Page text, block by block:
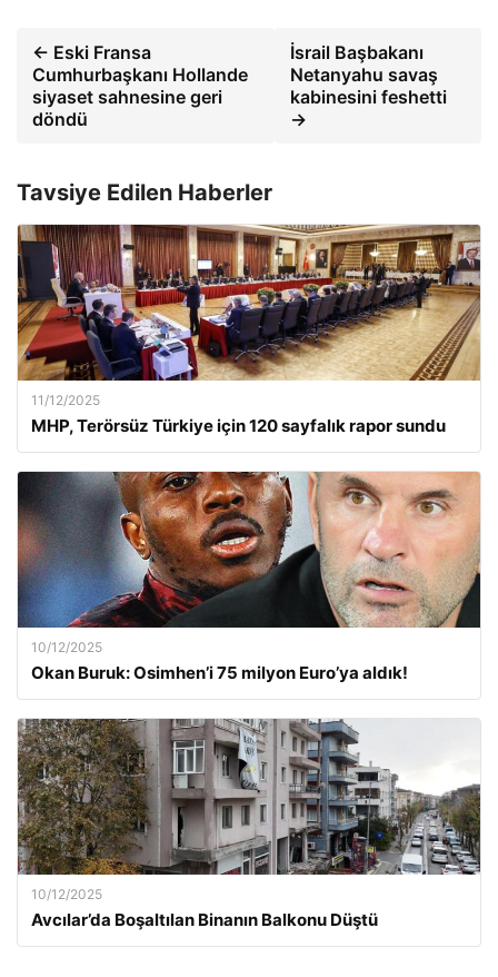
← Eski Fransa
Cumhurbaşkanı Hollande
siyaset sahnesine geri
döndü
İsrail Başbakanı
Netanyahu savaş
kabinesini feshetti
→
Tavsiye Edilen Haberler
11/12/2025
MHP, Terörsüz Türkiye için 120 sayfalık rapor sundu
10/12/2025
Okan Buruk: Osimhen’i 75 milyon Euro’ya aldık!
10/12/2025
Avcılar’da Boşaltılan Binanın Balkonu Düştü